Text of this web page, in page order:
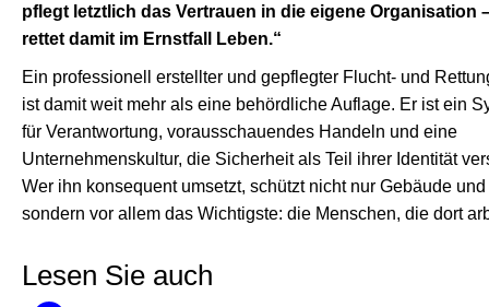
pflegt letztlich das Vertrauen in die eigene Organisation
rettet damit im Ernstfall Leben.“
Ein professionell erstellter und gepflegter Flucht- und
ist damit weit mehr als eine behördliche Auflage. Er ist ein
für Verantwortung, vorausschauendes Handeln und eine
Unternehmenskultur, die Sicherheit als Teil ihrer Identität
Wer ihn konsequent umsetzt, schützt nicht nur Gebäude und
sondern vor allem das Wichtigste: die Menschen, die dort
Lesen Sie auch